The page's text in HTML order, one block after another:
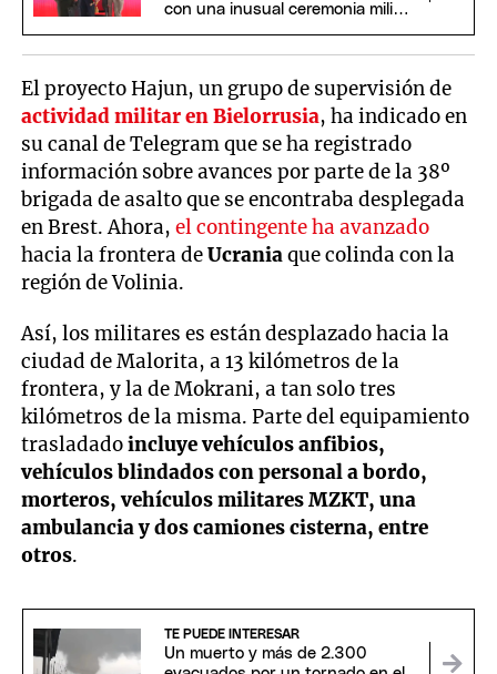
con una inusual ceremonia militar
El proyecto Hajun, un grupo de supervisión de
actividad militar en Bielorrusia, ha indicado en
su canal de Telegram que se ha registrado
información sobre avances por parte de la 38º
brigada de asalto que se encontraba desplegada
en Brest. Ahora,el contingente ha avanzado
hacia la frontera deUcraniaque colinda con la
región de Volinia.
Así, los militares es están desplazado hacia la
ciudad de Malorita, a 13 kilómetros de la
frontera, y la de Mokrani, a tan solo tres
kilómetros de la misma. Parte del equipamiento
trasladadoincluye vehículos anfibios,
vehículos blindados con personal a bordo,
morteros, vehículos militares MZKT, una
ambulancia y dos camiones cisterna, entre
otros.
TE PUEDE INTERESAR
Un muerto y más de 2.300